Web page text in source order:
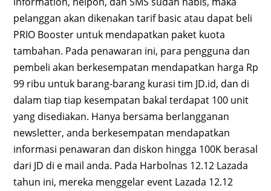
pelanggan akan dikenakan tarif basic atau dapat beli
PRIO Booster untuk mendapatkan paket kuota
tambahan. Pada penawaran ini, para pengguna dan
pembeli akan berkesempatan mendapatkan harga Rp
99 ribu untuk barang-barang kurasi tim JD.id, dan di
dalam tiap tiap kesempatan bakal terdapat 100 unit
yang disediakan. Hanya bersama berlangganan
newsletter, anda berkesempatan mendapatkan
informasi penawaran dan diskon hingga 100K berasal
dari JD di e mail anda. Pada Harbolnas 12.12 Lazada
tahun ini, mereka menggelar event Lazada 12.12